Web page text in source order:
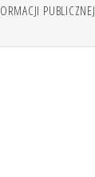
PUBLICZNEJ